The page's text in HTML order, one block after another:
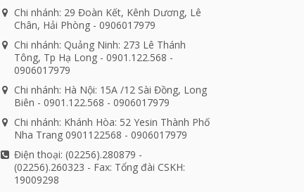
Chi nhánh: 29 Đoàn Kết, Kênh Dương, Lê
Chân, Hải Phòng - 0906017979
Chi nhánh: Quảng Ninh: 273 Lê Thánh
Tông, Tp Hạ Long - 0901.122.568 -
0906017979
Chi nhánh: Hà Nội: 15A /12 Sài Đồng, Long
Biên - 0901.122.568 - 0906017979
Chi nhánh: Khánh Hòa: 52 Yesin Thành Phố
Nha Trang 0901122568 - 0906017979
Điện thoại: (02256).280879 -
(02256).260323 - Fax: Tổng đài CSKH:
19009298